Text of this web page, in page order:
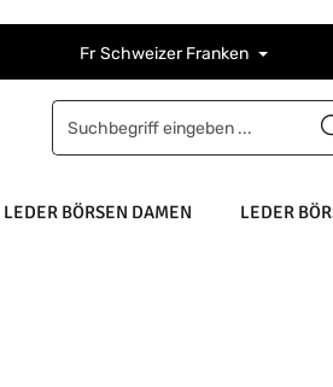
Fr Schweizer Franken
LEDER BÖRSEN DAMEN LEDER